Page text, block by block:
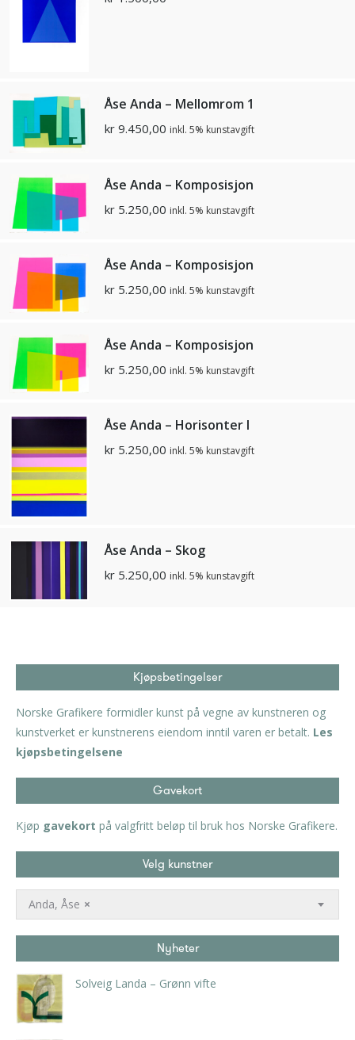
Åse Anda – Mellomrom 1
kr 9.450,00 inkl. 5% kunstavgift
Åse Anda – Komposisjon
kr 5.250,00 inkl. 5% kunstavgift
Åse Anda – Komposisjon
kr 5.250,00 inkl. 5% kunstavgift
Åse Anda – Komposisjon
kr 5.250,00 inkl. 5% kunstavgift
Åse Anda – Horisonter I
kr 5.250,00 inkl. 5% kunstavgift
Åse Anda – Skog
kr 5.250,00 inkl. 5% kunstavgift
Kjøpsbetingelser
Norske Grafikere formidler kunst på vegne av kunstneren og
kunstverket er kunstnerens eiendom inntil varen er betalt. Les
kjøpsbetingelsene
Gavekort
Kjøp gavekort på valgfritt beløp til bruk hos Norske Grafikere.
Velg kunstner
×
Anda, Åse
Nyheter
Solveig Landa – Grønn vifte